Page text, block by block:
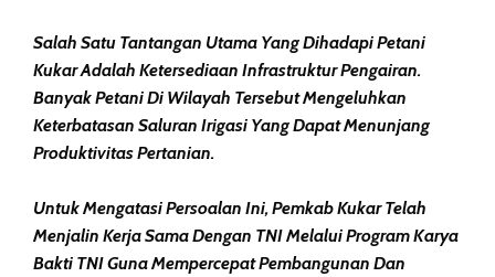
Salah Satu Tantangan Utama Yang Dihadapi Petani
Kukar Adalah Ketersediaan Infrastruktur Pengairan.
Banyak Petani Di Wilayah Tersebut Mengeluhkan
Keterbatasan Saluran Irigasi Yang Dapat Menunjang
Produktivitas Pertanian.
Untuk Mengatasi Persoalan Ini, Pemkab Kukar Telah
Menjalin Kerja Sama Dengan TNI Melalui Program Karya
Bakti TNI Guna Mempercepat Pembangunan Dan